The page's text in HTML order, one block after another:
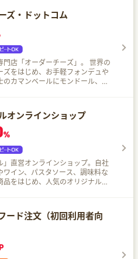
ます！
ズ・ドットコム
「オーダーチーズ」。 世界の
ズをはじめ、お手軽フォンデュや
のカマンベールにモンドール、イ
オンラインショップ
%
」直営オンラインショップ。自社
ワイン、パスタソース、調味料な
品をはじめ、人気のオリジナルギ
ード注文（初回利用者向